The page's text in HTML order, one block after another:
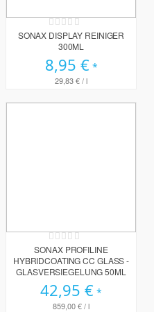
Rating:
0%
SONAX DISPLAY REINIGER
300ML
8,95 €
29,83 €/ l
Rating:
0%
SONAX PROFILINE
HYBRIDCOATING CC GLASS -
GLASVERSIEGELUNG 50ML
42,95 €
859,00 €/ l